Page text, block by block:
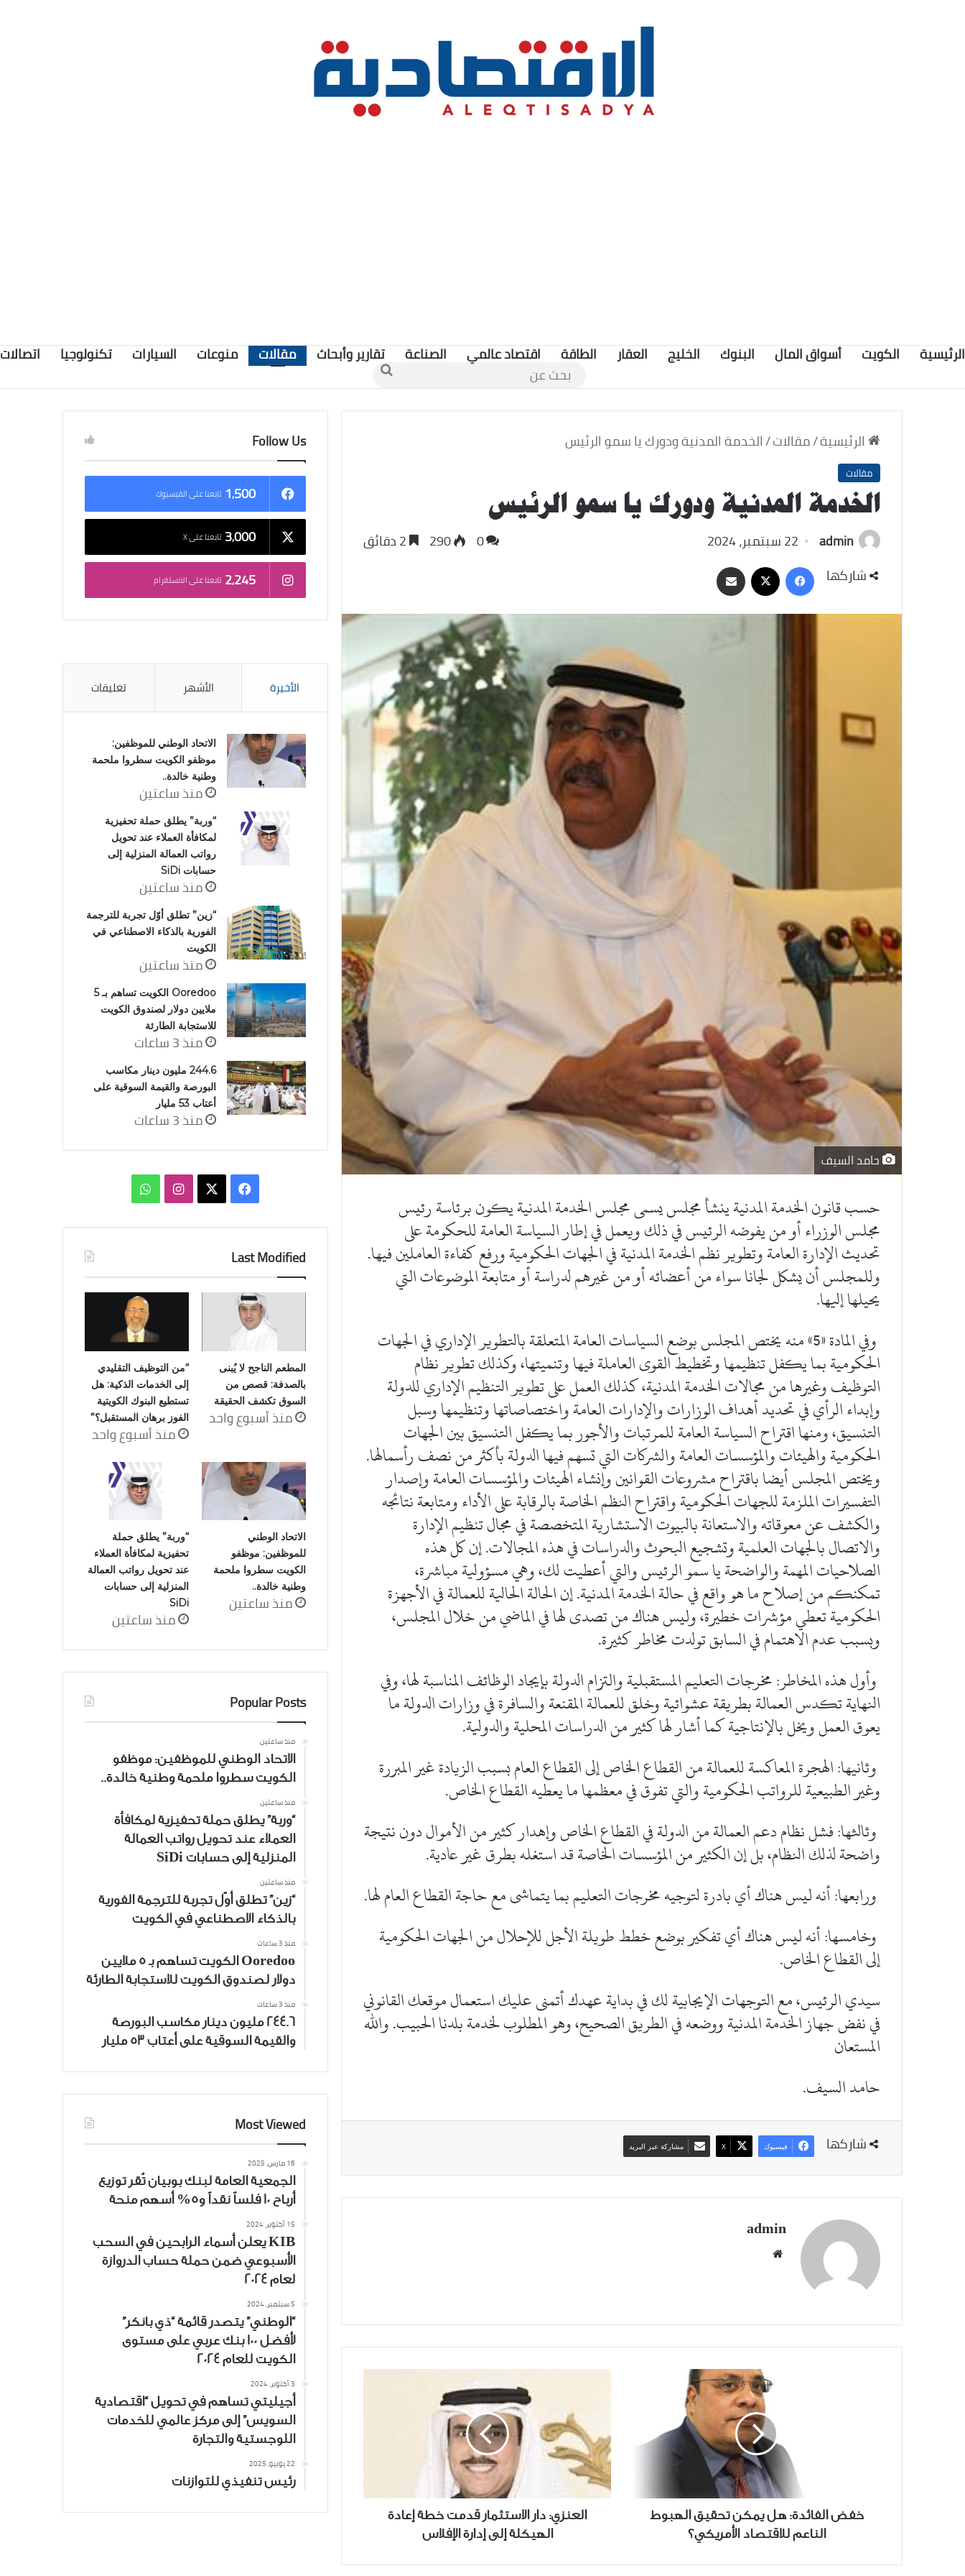
الرئيسية الكويت أسواق المال البنوك الخليج العقار الطاقة اقتصاد عالمي الصناعة تقارير وأبحاث مقالات منوعات السيارات تكنولوجيا اتصالات
بحث
عن
الرئيسية/مقالات/الخدمة المدنية ودورك يا سمو الرئيس
مقالات
الخدمة المدنية ودورك يا سمو الرئيس
admin 22 سبتمبر، 2024 0
290
شاركها
فيسبوك
‫X مشاركة
عبر
البريد
حامد السيف
حسب قانون الخدمة المدنية ينشأ مجلس يسمى مجلس الخدمة المدنية يكون برئاسة رئيس
مجلس الوزراء أو من يفوضه الرئيس في ذلك ويعمل في إطار السياسة العامة للحكومة على
تحديث الإدارة العامة وتطوير نظم الخدمة المدنية في الجهات الحكومية ورفع كفاءة العاملين فيها.
وللمجلس أن يشكل لجانا سواء من أعضائه أو من غيرهم لدراسة أو متابعة الموضوعات التي
يحيلها إليها.
وفي المادة «5» منه يختص المجلس بوضع السياسات العامة المتعلقة بالتطوير الإداري في الجهات
الحكومية بما يكفل تنظيمها وتخطيط القوى العاملة فيها وتنميتها، وكذلك تطوير نظام
التوظيف وغيرها من مجالات الخدمة المدنية، كذلك العمل على تطوير التنظيم الإداري للدولة
وإبداء الرأي في تحديد أهداف الوزارات والإدارات العامة واختصاصاتها وتنظيمها وسبل
التنسيق، ومنها اقتراح السياسة العامة للمرتبات والأجور بما يكفل التنسيق بين الجهات
الحكومية والهيئات والمؤسسات العامة والشركات التي تسهم فيها الدولة بأكثر من نصف رأسمالها.
ويختص المجلس أيضا باقتراح مشروعات القوانين وإنشاء الهيئات والمؤسسات العامة وإصدار
التفسيرات الملزمة للجهات الحكومية واقتراح النظم الخاصة بالرقابة على الأداء ومتابعة نتائجه
والكشف عن معوقاته والاستعانة بالبيوت الاستشارية المتخصصة في مجال تنظيم الإدارة
والاتصال بالجهات العلمية وتشجيع البحوث والدراسات في هذه المجالات. إن كل هذه
الصلاحيات المهمة والواضحة يا سمو الرئيس والتي أعطيت لك، وهي مسؤولية مباشرة،
تمكنكم من إصلاح ما هو واقع في حالة الخدمة المدنية. إن الحالة الحالية للعمالة في الأجهزة
الحكومية تعطي مؤشرات خطيرة، وليس هناك من تصدى لها في الماضي من خلال المجلس،
وبسبب عدم الاهتمام في السابق تولدت مخاطر كثيرة.
وأول هذه المخاطر: مخرجات التعليم المستقبلية والتزام الدولة بإيجاد الوظائف المناسبة لها، وفي
النهاية تكدس العمالة بطريقة عشوائية وخلق للعمالة المقنعة والسافرة في وزارات الدولة ما
يعوق العمل ويخل بالإنتاجية كما أشار لها كثير من الدراسات المحلية والدولية.
وثانيها: الهجرة المعاكسة للعمالة من القطاع الخاص إلى القطاع العام بسبب الزيادة غير المبررة
وغير الطبيعية للرواتب الحكومية والتي تفوق في معظمها ما يعطيه القطاع الخاص.
وثالثها: فشل نظام دعم العمالة من الدولة في القطاع الخاص وإهدار كثير من الأموال دون نتيجة
واضحة لذلك النظام، بل إن الكثير من المؤسسات الخاصة قد استغله بطرق غير عادية.
ورابعها: أنه ليس هناك أي بادرة لتوجيه مخرجات التعليم بما يتماشى مع حاجة القطاع العام لها.
وخامسها: أنه ليس هناك أي تفكير بوضع خطط طويلة الأجل للإحلال من الجهات الحكومية
إلى القطاع الخاص.
سيدي الرئيس، مع التوجهات الإيجابية لك في بداية عهدك أتمنى عليك استعمال موقعك القانوني
في نفض جهاز الخدمة المدنية ووضعه في الطريق الصحيح، وهو المطلوب لخدمة بلدنا الحبيب. والله
المستعان
حامد السيف.
شاركها فيسبوك ‫X مشاركة عبر البريد
admin
الأمريكي؟
خفض الفائدة: هل يمكن تحقيق الهبوط
الناعم للاقتصاد الأمريكي؟
العنزي:
الاستثمار
قدمت
خطة
إعادة
الهيكلة
إلى
إدارة
الإفلاس
العنزي: دار الاستثمار قدمت خطة إعادة
الهيكلة إلى إدارة الإفلاس
Follow Us
1٬500 تابعنا على الفيسبوك
3٬000 تابعنا على X
2٬245 تابعنا على الانستغرام
الأخيرة الأشهر تعليقات
الاتحاد الوطني للموظفين:
موظفو الكويت سطروا ملحمة
وطنية خالدة..
منذ ساعتين
“وربة” يطلق حملة تحفيزية
لمكافأة العملاء عند تحويل
رواتب العمالة المنزلية إلى
حسابات SiDi
منذ ساعتين
“زين” تطلق أوّل تجربة للترجمة
الفورية بالذكاء الاصطناعي في
الكويت
منذ ساعتين
Ooredoo الكويت تساهم بـ 5
ملايين دولار لصندوق الكويت
للاستجابة الطارئة
منذ 3 ساعات
244.6 مليون دينار مكاسب
البورصة والقيمة السوقية على
أعتاب 53 مليار
منذ 3 ساعات
فيسبوك انستقرامواتساب
Last Modified
المطعم الناجح لا يُبنى
بالصدفة: قصص من
السوق تكشف الحقيقة
منذ أسبوع واحد
“من التوظيف التقليدي
إلى الخدمات الذكية: هل
تستطيع البنوك الكويتية
الفوز برهان المستقبل؟”
منذ أسبوع واحد
الاتحاد الوطني
للموظفين: موظفو
الكويت سطروا ملحمة
وطنية خالدة..
منذ ساعتين
“وربة” يطلق حملة
تحفيزية لمكافأة العملاء
عند تحويل رواتب العمالة
المنزلية إلى حسابات
SiDi
منذ ساعتين
Popular Posts
منذ ساعتين
الاتحاد الوطني للموظفين: موظفو
الكويت سطروا ملحمة وطنية خالدة..
منذ ساعتين
“وربة” يطلق حملة تحفيزية لمكافأة
العملاء عند تحويل رواتب العمالة
المنزلية إلى حسابات SiDi
منذ ساعتين
“زين” تطلق أوّل تجربة للترجمة الفورية
بالذكاء الاصطناعي في الكويت
منذ 3 ساعات
Ooredoo الكويت تساهم بـ 5 ملايين
دولار لصندوق الكويت للاستجابة الطارئة
منذ 3 ساعات
244.6 مليون دينار مكاسب البورصة
والقيمة السوقية على أعتاب 53 مليار
Most Viewed
16 مارس، 2025
الجمعية العامة لبنك بوبيان تُقر توزيع
أرباح 10 فلساً نقداً و5% أسهم منحة
15 أكتوبر، 2024
KIB يعلن أسماء الرابحين في السحب
الأسبوعي ضمن حملة حساب الدروازة
لعام 2024
5 سبتمبر، 2024
“الوطني” يتصدر قائمة “ذي بانكر”
لأفضل 100 بنك عربي على مستوى
الكويت للعام 2024
3 أكتوبر، 2024
أجيليتي تساهم في تحويل “اقتصادية
السويس” إلى مركز عالمي للخدمات
اللوجستية والتجارة
22 يونيو، 2025
رئيس تنفيذي للتوازنات